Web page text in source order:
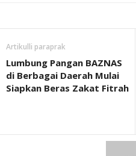
Artikulli paraprak
Lumbung Pangan BAZNAS
di Berbagai Daerah Mulai
Siapkan Beras Zakat Fitrah